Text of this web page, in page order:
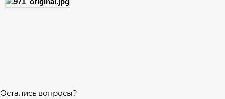
Остались вопросы?